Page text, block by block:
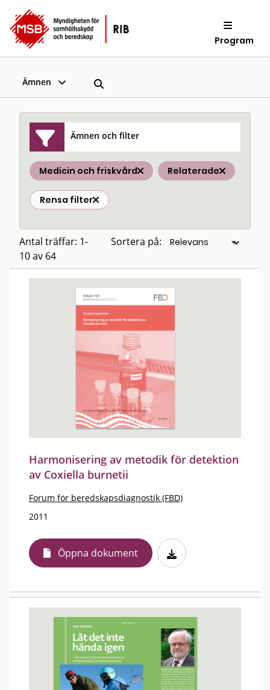
Program
Ämnen
Ämnen och filter
Medicin och friskvård Relaterade
Rensa filter
Antal träffar: 1-
10 av 64
Sortera på:
Harmonisering av metodik för detektion
av Coxiella burnetii
Forum för beredskapsdiagnostik (FBD)
2011
Öppna dokument